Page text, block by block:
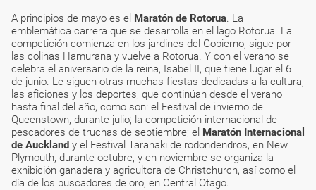
A principios de mayo es el Maratón de Rotorua. La
emblemática carrera que se desarrolla en el lago Rotorua. La
competición comienza en los jardines del Gobierno, sigue por
las colinas Hamurana y vuelve a Rotorua. Y con el verano se
celebra el aniversario de la reina, Isabel II, que tiene lugar el 6
de junio. Le siguen otras muchas fiestas dedicadas a la cultura,
las aficiones y los deportes, que continúan desde el verano
hasta final del año, como son: el Festival de invierno de
Queenstown, durante julio; la competición internacional de
pescadores de truchas de septiembre; el Maratón Internacional
de Auckland y el Festival Taranaki de rodondendros, en New
Plymouth, durante octubre, y en noviembre se organiza la
exhibición ganadera y agricultora de Christchurch, así como el
día de los buscadores de oro, en Central Otago.